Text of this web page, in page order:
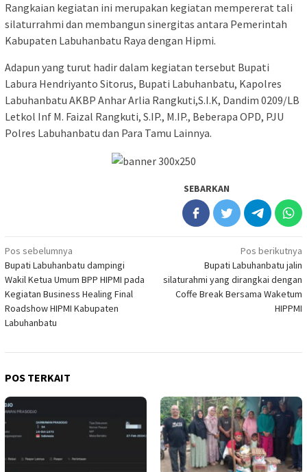
Rangkaian kegiatan ini merupakan kegiatan mempererat tali
silaturrahmi dan membangun sinergitas antara Pemerintah
Kabupaten Labuhanbatu Raya dengan Hipmi.
Adapun yang turut hadir dalam kegiatan tersebut Bupati
Labura Hendriyanto Sitorus, Bupati Labuhanbatu, Kapolres
Labuhanbatu AKBP Anhar Arlia Rangkuti,S.I.K, Dandim 0209/LB
Letkol Inf M. Faizal Rangkuti, S.IP., M.IP., Beberapa OPD, PJU
Polres Labuhanbatu dan Para Tamu Lainnya.
SEBARKAN
Navigasi
pos
Pos sebelumnya
Bupati Labuhanbatu dampingi
Wakil Ketua Umum BPP HIPMI pada
Kegiatan Business Healing Final
Roadshow HIPMI Kabupaten
Labuhanbatu
Pos berikutnya
Bupati Labuhanbatu jalin
silaturahmi yang dirangkai dengan
Coffe Break Bersama Waketum
HIPPMI
POS TERKAIT